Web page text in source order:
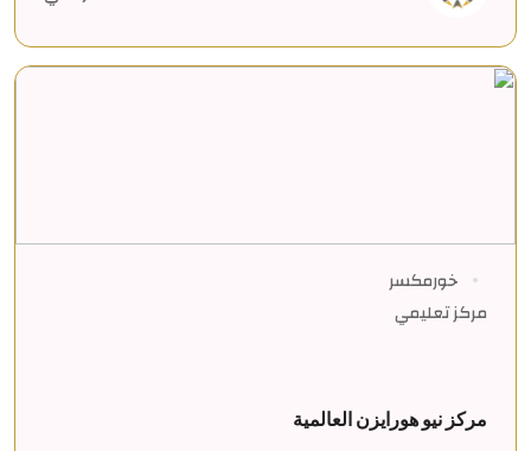
خورمكسر
مركز تعليمي
مركز نيو هورايزن العالمية